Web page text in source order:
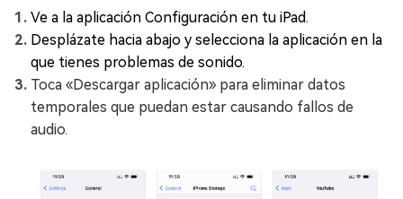
Ve a la aplicación Configuración en tu iPad.
Desplázate hacia abajo y selecciona la aplicación en la
que tienes problemas de sonido.
Toca «Descargar aplicación» para eliminar datos
temporales que puedan estar causando fallos de
audio.